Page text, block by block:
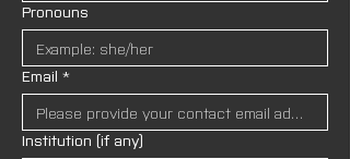
Pronouns
Email *
Institution (if any)